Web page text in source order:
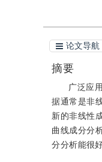
论文导航
摘要
广泛应
据通常是非
新的非线性
曲线成分分
分分析能很